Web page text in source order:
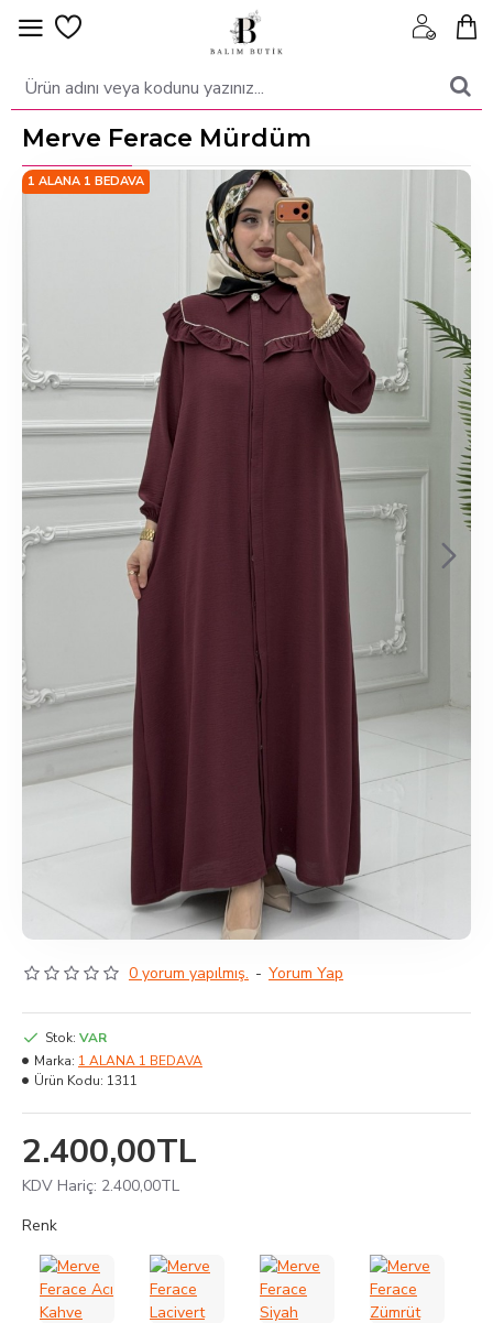
Merve Ferace Mürdüm
1 ALANA 1 BEDAVA
0 yorum yapılmış. - Yorum Yap
2.400,00TL
KDV Hariç: 2.400,00TL
Stok: VAR
Marka: 1 ALANA 1 BEDAVA
Ürün Kodu: 1311
Renk